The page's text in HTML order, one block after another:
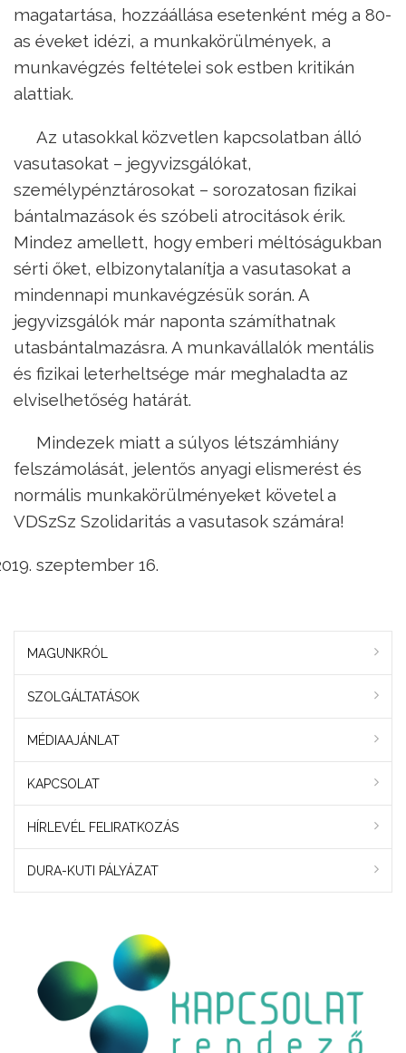
magatartása, hozzáállása esetenként még a 80-
as éveket idézi, a munkakörülmények, a
munkavégzés feltételei sok estben kritikán
alattiak.
Az utasokkal közvetlen kapcsolatban álló
vasutasokat – jegyvizsgálókat,
személypénztárosokat – sorozatosan fizikai
bántalmazások és szóbeli atrocitások érik.
Mindez amellett, hogy emberi méltóságukban
sérti őket, elbizonytalanítja a vasutasokat a
mindennapi munkavégzésük során. A
jegyvizsgálók már naponta számíthatnak
utasbántalmazásra. A munkavállalók mentális
és fizikai leterheltsége már meghaladta az
elviselhetőség határát.
Mindezek miatt a súlyos létszámhiány
felszámolását, jelentős anyagi elismerést és
normális munkakörülményeket követel a
VDSzSz Szolidaritás a vasutasok számára!
szeptember 16.
MAGUNKRÓL
SZOLGÁLTATÁSOK
MÉDIAAJÁNLAT
KAPCSOLAT
HÍRLEVÉL FELIRATKOZÁS
DURA-KUTI PÁLYÁZAT